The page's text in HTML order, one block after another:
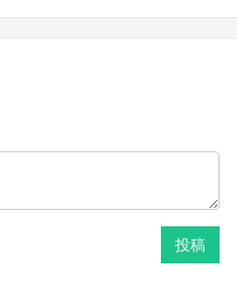
投稿